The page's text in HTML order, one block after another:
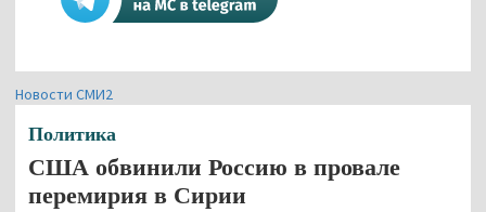
Новости СМИ2
Политика
США обвинили Россию в провале
перемирия в Сирии